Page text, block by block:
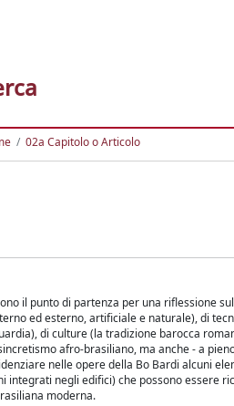
02a Capitolo o Articolo
il punto di partenza per una riflessione
ed esterno, artificiale e naturale), di
di culture (la tradizione barocca
afro-brasiliano, ma anche - a
nelle opere della Bo Bardi alcuni
negli edifici) che possono essere
moderna.